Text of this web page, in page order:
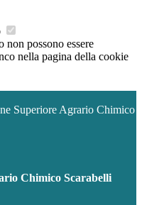
non possono essere
nella pagina della cookie
Superiore Agrario Chimico
Chimico Scarabelli